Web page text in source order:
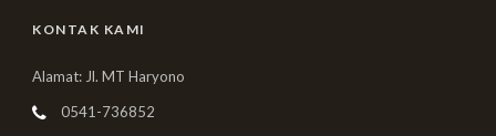
KONTAK KAMI
Alamat: Jl. MT Haryono
0541-736852